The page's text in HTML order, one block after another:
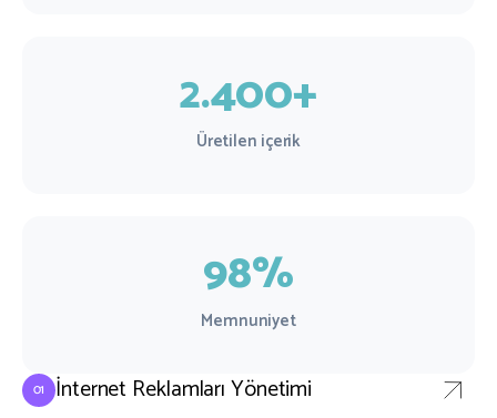
2.400+
Üretilen içerik
98%
Memnuniyet
İnternet Reklamları Yönetimi